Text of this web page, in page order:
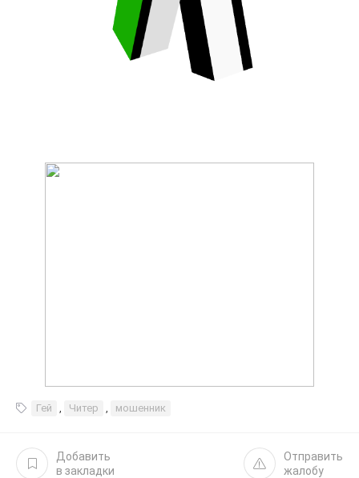
Гей , Читер , мошенник
Добавить
в закладки
Отправить
жалобу